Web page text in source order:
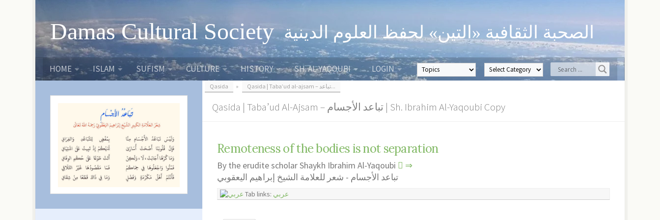
Damas Cultural Society الصحبة الثقافية «التين» لحفظ العلوم الدينية
HOME ISLAM SUFISM CULTURE HISTORY SH. AL-YAQOUBI LOGIN
Qasida » Qasida | Taba’ud al-ajsam – تباعد...
Qasida | Taba’ud Al-Ajsam – تباعد الأجسام | Sh. Ibrahim Al-Yaqoubi Copy
Remoteness of the bodies is not separation
By the erudite scholar Shaykh Ibrahim Al-Yaqoubi
⇒
تباعد الأجسام - شعر للعلامة الشيخ إبراهيم اليعقوبي
Tab links: عربي